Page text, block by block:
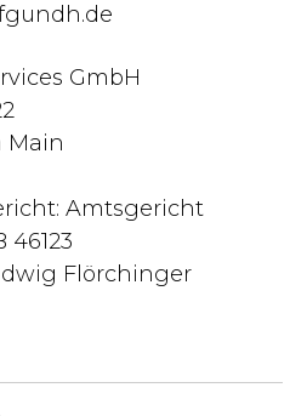
GmbH
Main
Amtsgericht
46123
Flörchinger